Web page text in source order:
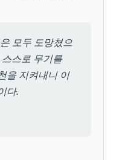
모두 도망쳤으
스로 무기를
을 지켜내니 이
다.